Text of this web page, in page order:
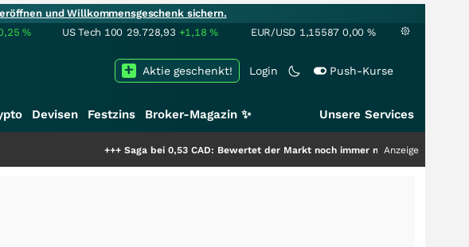
und Willkommensgeschenk sichern.
% US Tech 100 29.728,93 +1,18% EUR/USD 1,15587 0,00 %
Login Push-Kurse
Aktie geschenkt!
Devisen Festzins Broker-Magazin ✨ Unsere Services
Saga bei 0,53 CAD: Bewertet der Markt noch immer nur die Hälfte der Story?+++
Anzeige